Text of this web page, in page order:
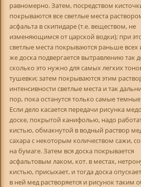
равномерно. Затем, посредством
покрываются все светлые места
асфальта в скипидаре (т.е. веществом, не
изменяющимся от царской водки); при
светлые места покрываются раньше всех
же доска подвергается вытравлению так
сколько это нужно для самых легких
тушевки; затем покрываются этим
интенсивности светлые места и так
пор, пока останутся только самые
Если дело касается передачи рисунка
доске, покрытой канифолью, надо
кистью, обмакнутой в водный раствор
сахара с некоторым количеством сажи,
на бумаге. Затем вся доска покрывается
асфальтовым лаком, кот. в местах,
кистью, присыхает, и тогда доска
в ней мед растворяется и рисунок таким